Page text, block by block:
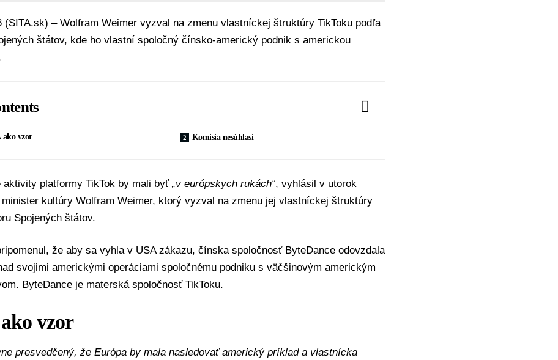
(SITA.sk) – Wolfram Weimer vyzval na zmenu vlastníckej štruktúry TikToku podľa
štátov, kde ho vlastní spoločný čínsko-americký podnik s americkou
ako vzor Komisia nesúhlasí
aktivity platformy TikTok by mali byť „v európskych rukách“, vyhlásil v utorok
kultúry Wolfram Weimer, ktorý vyzval na zmenu jej vlastníckej štruktúry
Spojených štátov.
že aby sa vyhla v USA zákazu, čínska spoločnosť ByteDance odovzdala
svojimi americkými operáciami spoločnému podniku s väčšinovým americkým
ByteDance je materská spoločnosť TikToku.
vzor
presvedčený, že Európa by mala nasledovať americký príklad a vlastnícka